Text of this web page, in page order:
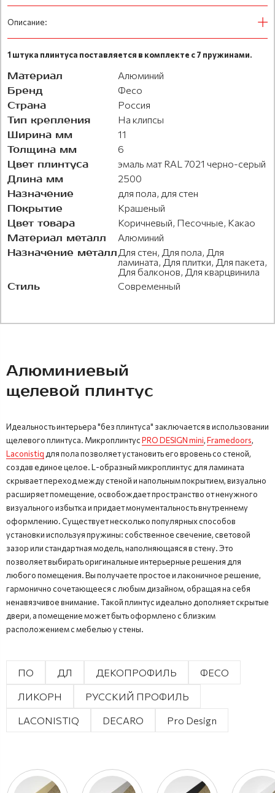
Описание:
1 штука плинтуса поставляется в комплекте с 7 пружинами.
Материал Алюминий
Бренд Фесо
Страна Россия
Тип крепления На клипсы
Ширина мм 11
Толщина мм 6
Цвет плинтуса эмаль мат RAL 7021 черно-серый
Длина мм 2500
Назначение для пола, для стен
Покрытие Крашеный
Цвет товара Коричневый, Песочные, Какао
Материал металл Алюминий
Назначение металл Для стен, Для пола, Для
ламината, Для плитки, Для пакета,
Для балконов, Для кварцвинила
Стиль Современный
Алюминиевый
щелевой плинтус
Идеальность интерьера "без плинтуса" заключается в использовании
щелевого плинтуса. МикроплинтусPRO DESIGN mini,Framedoors,
Laconistiq для пола позволяет установить его вровень со стеной,
создав единое целое. L-образный микроплинтус для ламината
скрывает переход между стеной и напольным покрытием, визуально
расширяет помещение, освобождает пространство от ненужного
визуального избытка и придает монументальность внутреннему
оформлению. Существует несколько популярных способов
установки используя пружины: собственное свечение, световой
зазор или стандартная модель, наполняющаяся в стену. Это
позволяет выбирать оригинальные интерьерные решения для
любого помещения. Вы получаете простое и лаконичное решение,
гармонично сочетающееся с любым дизайном, обращая на себя
ненавязчивое внимание. Такой плинтус идеально дополняет скрытые
двери, а помещение может быть оформлено с близким
расположением с мебелью у стены.
ПО ДЛ ДЕКОПРОФИЛЬ ФЕСО
ЛИКОРН РУССКИЙ ПРОФИЛЬ
LACONISTIQ DECARO Pro Design